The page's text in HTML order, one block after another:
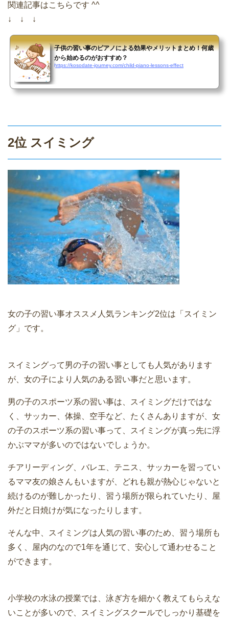
関連記事はこちらです ^^
↓ ↓ ↓
子供の習い事のピアノによる効果やメリットまとめ！何歳
から始めるのがおすすめ？
https://kosodate-journey.com/child-piano-lessons-effect
2位 スイミング
女の子の習い事オススメ人気ランキング2位は「スイミン
グ」です。
スイミングって男の子の習い事としても人気があります
が、女の子により人気のある習い事だと思います。
男の子のスポーツ系の習い事は、スイミングだけではな
く、サッカー、体操、空手など、たくさんありますが、女
の子のスポーツ系の習い事って、スイミングが真っ先に浮
かぶママが多いのではないでしょうか。
チアリーディング、バレエ、テニス、サッカーを習ってい
るママ友の娘さんもいますが、どれも親が熱心じゃないと
続けるのが難しかったり、習う場所が限られていたり、屋
外だと日焼けが気になったりします。
そんな中、スイミングは人気の習い事のため、習う場所も
多く、屋内のなので1年を通じて、安心して通わせること
ができます。
小学校の水泳の授業では、泳ぎ方を細かく教えてもらえな
いことが多いので、スイミングスクールでしっかり基礎を